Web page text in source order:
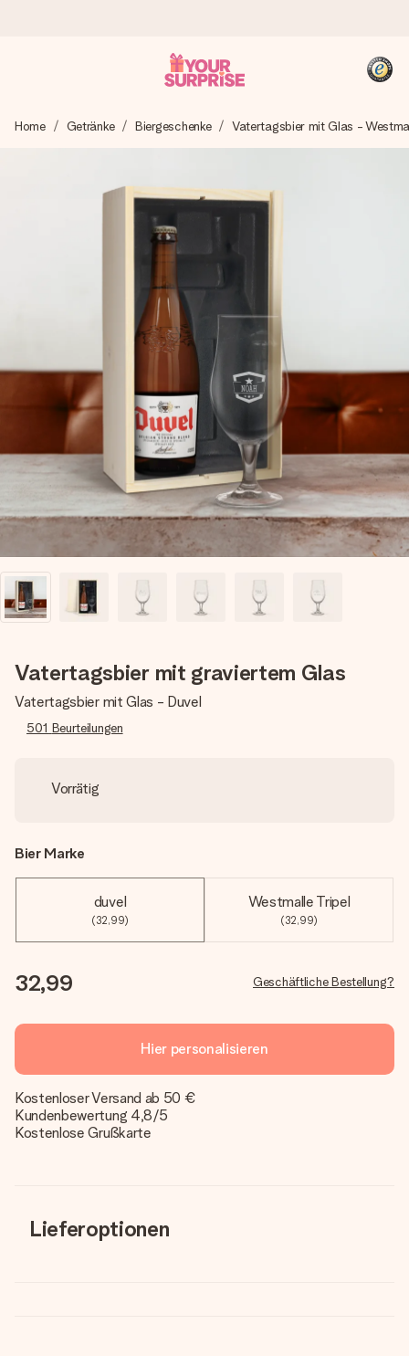
Wir bereiten dein Geschenk sorgfältig vor und schicken es
blitzschnell – damit du es genau zum richtigen Zeitpunkt
4,8 (basierend auf +15.000 Bewertungen)
Unsere Geschenke begeistern. Kunden bewerten uns mit
4,8 bei Google Reviews (Gesamtergebnis aller Länder, in
+49 39292 929695
Montag - Freitag : 8:30 - 17:00 Uhr
Samstag - Sonntag : 8:30 - 13:00 Uhr
Home Getränke Biergeschenke Vatertagsbier mit Glas -
Vatertagsbier mit graviertem Glas
Vatertagsbier mit Glas - Duvel
501 Beurteilungen
Vorrätig
Bier Marke
duvel
(32,99)
Westmalle Tripel
(32,99)
32,99 Geschäftliche Bestellung?
Hier personalisieren
Kostenloser Versand ab 50 €
Kundenbewertung 4,8/5
Kostenlose Grußkarte
Lieferoptionen